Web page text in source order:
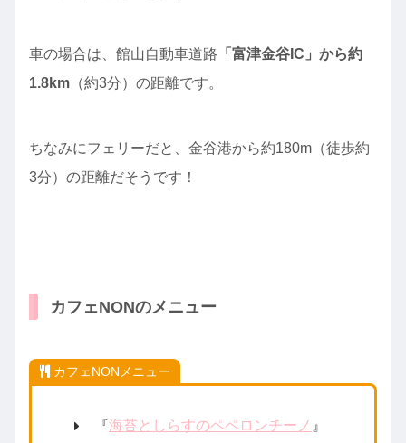
車の場合は、館山自動車道路 「富津金谷IC」から約
1.8km （約3分）の距離です。
ちなみにフェリーだと、金谷港から約180m（徒歩約
3分）の距離だそうです！
カフェNONのメニュー
カフェNONメニュー
『海苔としらすのペペロンチーノ 』